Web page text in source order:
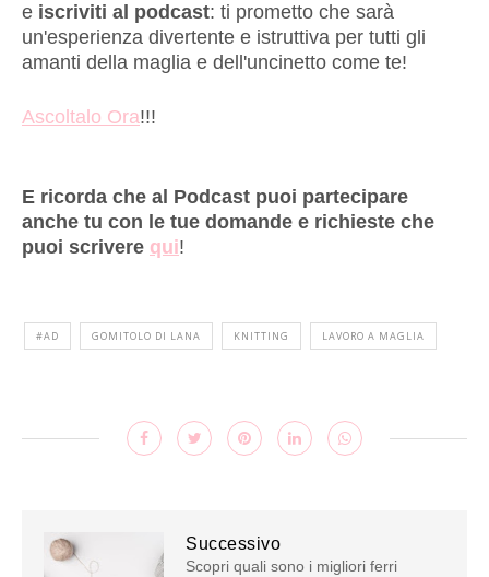
e iscriviti al podcast: ti prometto che sarà
un'esperienza divertente e istruttiva per tutti gli
amanti della maglia e dell'uncinetto come te!
Ascoltalo Ora!!!
E ricorda che al Podcast puoi partecipare
anche tu con le tue domande e richieste che
puoi scrivere qui!
#AD GOMITOLO DI LANA KNITTING LAVORO A MAGLIA
Successivo
Scopri quali sono i migliori ferri